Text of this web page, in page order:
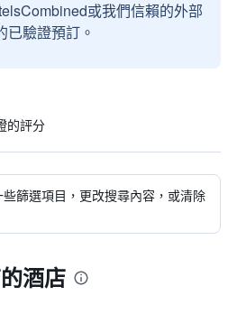
或我們信賴的外部
已驗證預訂。
的評分
篩選項目，更改搜尋內容，或清除
酒店